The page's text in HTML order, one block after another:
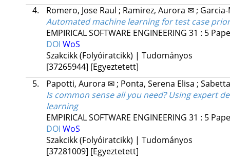
4.
Romero, Jose Raul ; Ramirez, Aurora ✉;
Automated machine learning for test case
EMPIRICAL SOFTWARE ENGINEERING 31 : 5
DOI WoS
Szakcikk (Folyóiratcikk) | Tudományos
[37265944] [Egyeztetett]
5.
Papotti, Aurora ✉; Ponta, Serena Elisa ;
Is common sense all you need? Using expert
learning
EMPIRICAL SOFTWARE ENGINEERING 31 : 5
DOI WoS
Szakcikk (Folyóiratcikk) | Tudományos
[37281009] [Egyeztetett]